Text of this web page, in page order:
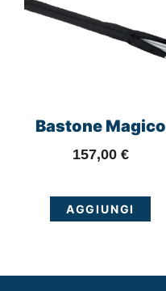
Bastone Magico
157,00 €
AGGIUNGI